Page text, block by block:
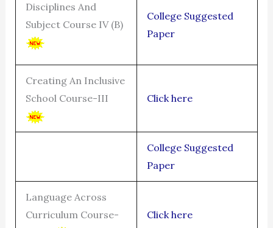
Disciplines And
Subject Course IV (B)
College Suggested
Paper
Creating An Inclusive
School Course-III
Click here
College Suggested
Paper
Language Across
Curriculum Course-
Click here